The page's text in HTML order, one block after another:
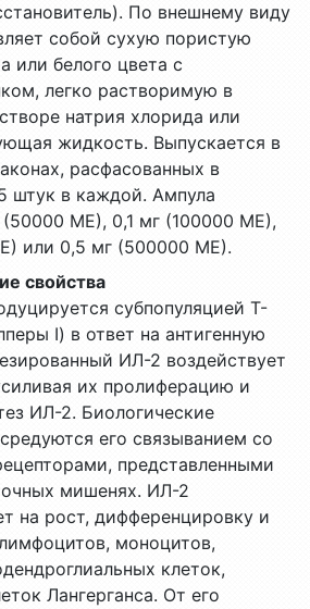
По внешнему виду
собой сухую пористую
или белого цвета с
легко растворимую в
натрия хлорида или
жидкость. Выпускается в
расфасованных в
штук в каждой. Ампула
МЕ), 0,1 мг (100000 МЕ),
или 0,5 мг (500000 МЕ).
свойства
субпопуляцией Т-
I) в ответ на антигенную
ИЛ-2 воздействует
их пролиферацию и
ИЛ-2. Биологические
его связыванием со
представленными
мишенях. ИЛ-2
на рост, дифференцировку и
моноцитов,
клеток,
Лангерганса. От его